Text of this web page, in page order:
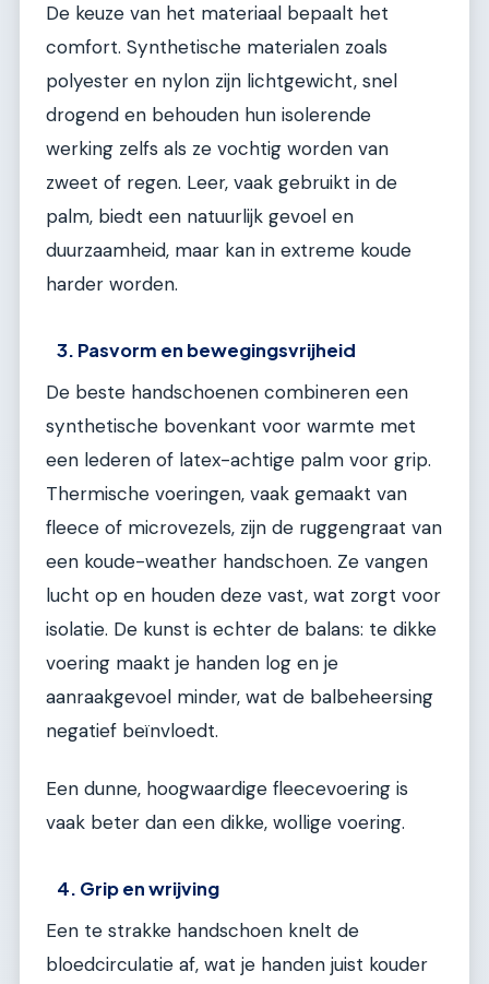
De keuze van het materiaal bepaalt het
comfort. Synthetische materialen zoals
polyester en nylon zijn lichtgewicht, snel
drogend en behouden hun isolerende
werking zelfs als ze vochtig worden van
zweet of regen. Leer, vaak gebruikt in de
palm, biedt een natuurlijk gevoel en
duurzaamheid, maar kan in extreme koude
harder worden.
3. Pasvorm en bewegingsvrijheid
De beste handschoenen combineren een
synthetische bovenkant voor warmte met
een lederen of latex-achtige palm voor grip.
Thermische voeringen, vaak gemaakt van
fleece of microvezels, zijn de ruggengraat van
een koude-weather handschoen. Ze vangen
lucht op en houden deze vast, wat zorgt voor
isolatie. De kunst is echter de balans: te dikke
voering maakt je handen log en je
aanraakgevoel minder, wat de balbeheersing
negatief beïnvloedt.
Een dunne, hoogwaardige fleecevoering is
vaak beter dan een dikke, wollige voering.
4. Grip en wrijving
Een te strakke handschoen knelt de
bloedcirculatie af, wat je handen juist kouder